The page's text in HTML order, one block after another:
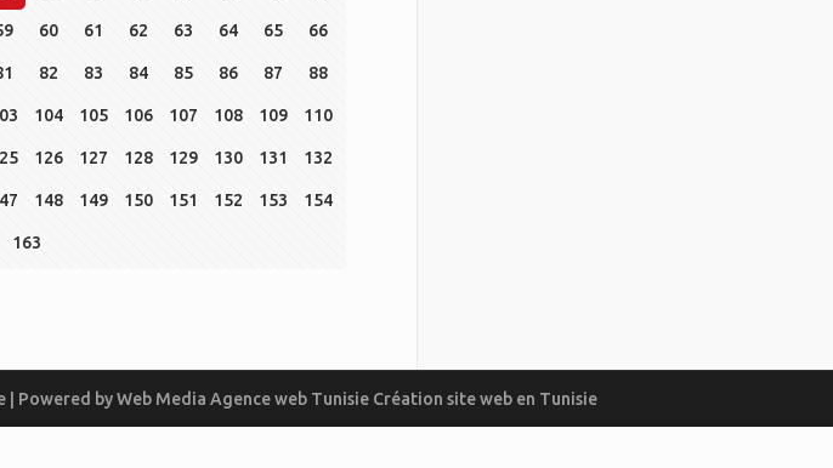
60 61 62 63 64 65 66
82 83 84 85 86 87 88
104 105 106 107 108 109 110
126 127 128 129 130 131 132
148 149 150 151 152 153 154
163
| Powered byWeb Media Agence web Tunisie Création site web en Tunisie